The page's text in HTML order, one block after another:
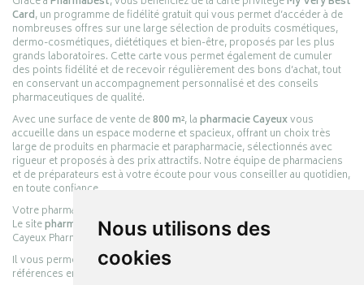
Nous utilisons des
cookies
Card, un programme de fidélité gratuit qui vous permet d’accéder à de
nombreuses offres sur une large sélection de produits cosmétiques,
dermo-cosmétiques, diététiques et bien-être, proposés par les plus
grands laboratoires. Cette carte vous permet également de cumuler
des points fidélité et de recevoir régulièrement des bons d’achat, tout
en conservant un accompagnement personnalisé et des conseils
pharmaceutiques de qualité.
Avec une surface de vente de800 m², lapharmacie Cayeuxvous
accueille dans un espace moderne et spacieux, offrant un choix très
large de produits en pharmacie et parapharmacie, sélectionnés avec
rigueur et proposés à des prix attractifs. Notre équipe de pharmaciens
et de préparateurs est à votre écoute pour vous conseiller au quotidien,
en toute confiance.
Votre pharmacie en ligne :
Le sitepharmacie-cayeux.frest le prolongement digital de la pharmacie
Cayeux Pharmabest Berck-sur-Mer – Rang-du-Fliers.
Il vous permet de réaliser vos achats en ligne parmi des milliers de
références en :